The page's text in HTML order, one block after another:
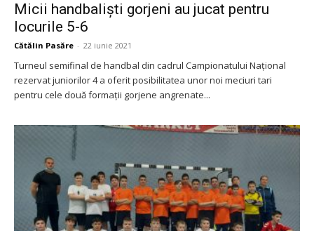
Micii handbalişti gorjeni au jucat pentru
locurile 5-6
Cătălin Pasăre - 22 iunie 2021
Turneul semifinal de handbal din cadrul Campionatului Național
rezervat juniorilor 4 a oferit posibilitatea unor noi meciuri tari
pentru cele două formaţii gorjene angrenate...